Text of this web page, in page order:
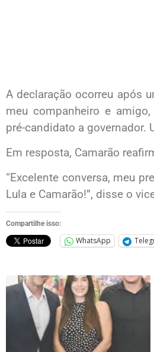
A declaração ocorreu após
meu companheiro e
pré-candidato a governador.
Em resposta, Camarão
“Excelente conversa, meu
Lula e Camarão!”, disse o
Compartilhe isso:
WhatsApp